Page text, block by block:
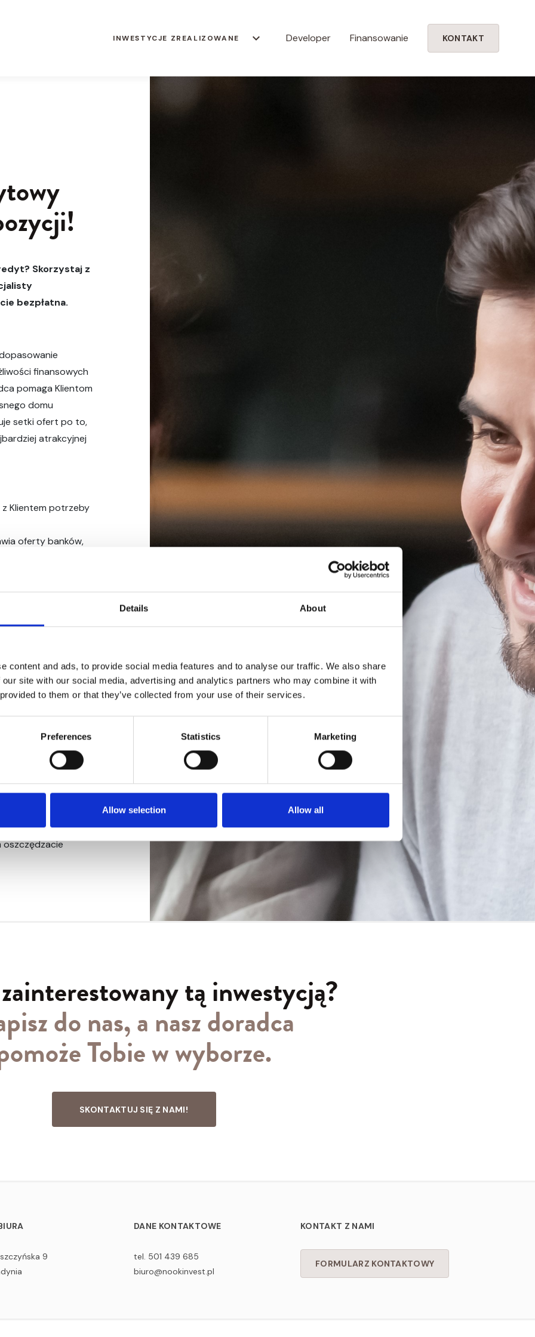
Details About
content and ads, to provide social media features and to analyse our traffic. We also share
site with our social media, advertising and analytics partners who may combine it with
to them or that they’ve collected from your use of their services.
Preferences Statistics Marketing
Allow selection Allow all
INWESTYCJE ZREALIZOWANE keyboard_arrow_down Developer Finansowanie KONTAKT
Skorzystaj z
bezpłatna.
finansowych
pomaga Klientom
domu
setki ofert po to,
atrakcyjnej
z Klientem potrzeby
oferty banków,
–
umowy.
bankami, Klienci
na rynku.
szczegóły
parametry
bankach.
który z banków
atrakcyjne
Państwo
oszczędzacie
tą inwestycją?
do nas, a nasz doradca
Tobie w wyborze.
SKONTAKTUJ SIĘ Z NAMI!
9
DANE KONTAKTOWE
tel. 501 439 685
biuro@nookinvest.pl
KONTAKT Z NAMI
FORMULARZ KONTAKTOWY